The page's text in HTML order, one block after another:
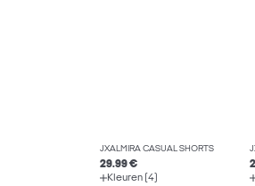
JXALMIRA CASUAL SHORTS
29.99 €
Kleuren (4)